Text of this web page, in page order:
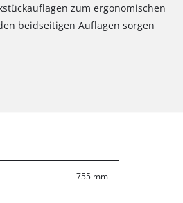
zum ergonomischen
beidseitigen Auflagen sorgen
755 mm